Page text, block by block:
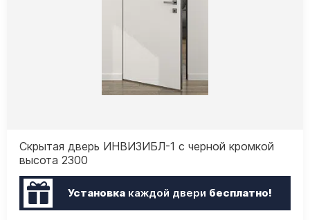
Скрытая дверь ИНВИЗИБЛ-1 с черной кромкой
высота 2300
Установкакаждой двери бесплатно!